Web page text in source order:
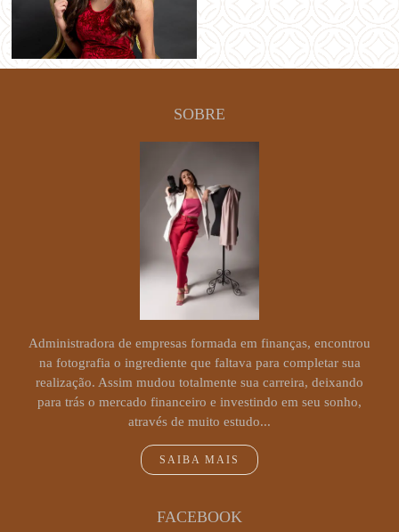
SOBRE
Administradora de empresas formada em finanças, encontrou
na fotografia o ingrediente que faltava para completar sua
realização. Assim mudou totalmente sua carreira, deixando
para trás o mercado financeiro e investindo em seu sonho,
através de muito estudo...
SAIBA MAIS
FACEBOOK